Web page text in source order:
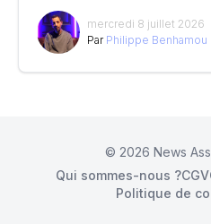
mercredi 8 juillet 2026
Par Philippe Benhamou
© 2026 News
Qui sommes-nous ?CGV
Politique de